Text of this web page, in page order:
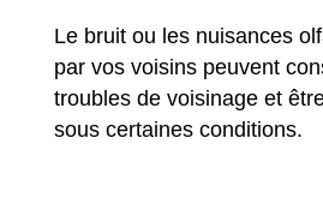
Le bruit ou les nuisances
par vos voisins peuvent
troubles de voisinage et
sous certaines conditions.